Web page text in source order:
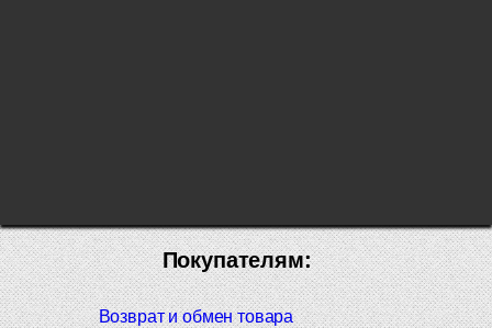
Покупателям:
Возврат и обмен товара